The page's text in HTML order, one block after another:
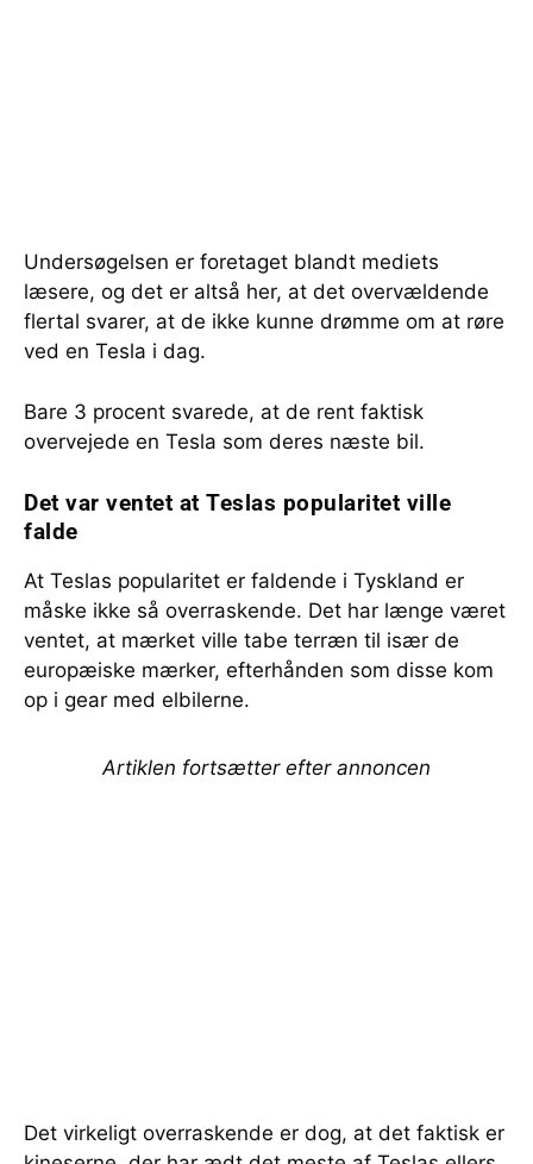
Undersøgelsen er foretaget blandt mediets
læsere, og det er altså her, at det overvældende
flertal svarer, at de ikke kunne drømme om at røre
ved en Tesla i dag.
Bare 3 procent svarede, at de rent faktisk
overvejede en Tesla som deres næste bil.
Det var ventet at Teslas popularitet ville
falde
At Teslas popularitet er faldende i Tyskland er
måske ikke så overraskende. Det har længe været
ventet, at mærket ville tabe terræn til især de
europæiske mærker, efterhånden som disse kom
op i gear med elbilerne.
Artiklen fortsætter efter annoncen
Det virkeligt overraskende er dog, at det faktisk er